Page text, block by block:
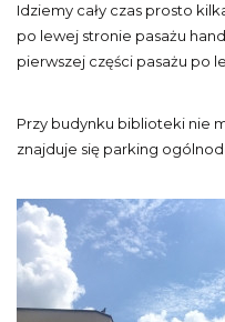
Idziemy cały czas prosto
po lewej stronie pasażu
pierwszej części pasażu po
Przy budynku biblioteki nie
znajduje się parking